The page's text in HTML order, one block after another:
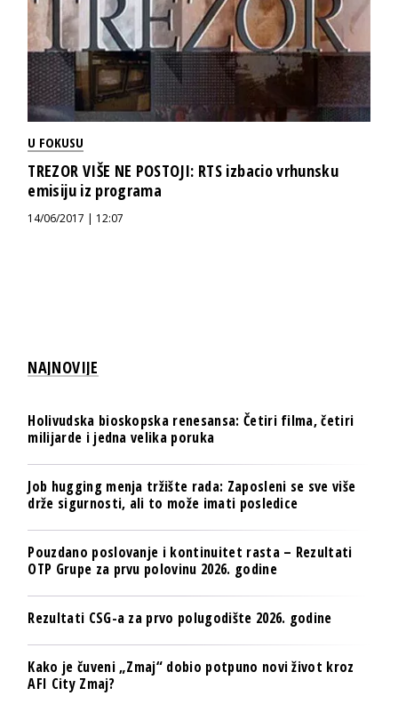
U FOKUSU
TREZOR VIŠE NE POSTOJI: RTS izbacio vrhunsku
emisiju iz programa
14/06/2017 | 12:07
NAJNOVIJE
Holivudska bioskopska renesansa: Četiri filma, četiri
milijarde i jedna velika poruka
Job hugging menja tržište rada: Zaposleni se sve više
drže sigurnosti, ali to može imati posledice
Pouzdano poslovanje i kontinuitet rasta – Rezultati
OTP Grupe za prvu polovinu 2026. godine
Rezultati CSG-a za prvo polugodište 2026. godine
Kako je čuveni „Zmaj“ dobio potpuno novi život kroz
AFI City Zmaj?